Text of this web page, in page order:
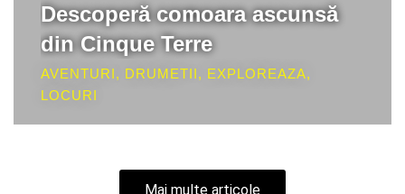
Descoperă comoara ascunsă
din Cinque Terre
AVENTURI , DRUMETII , EXPLOREAZA,
LOCURI
Mai multe articole